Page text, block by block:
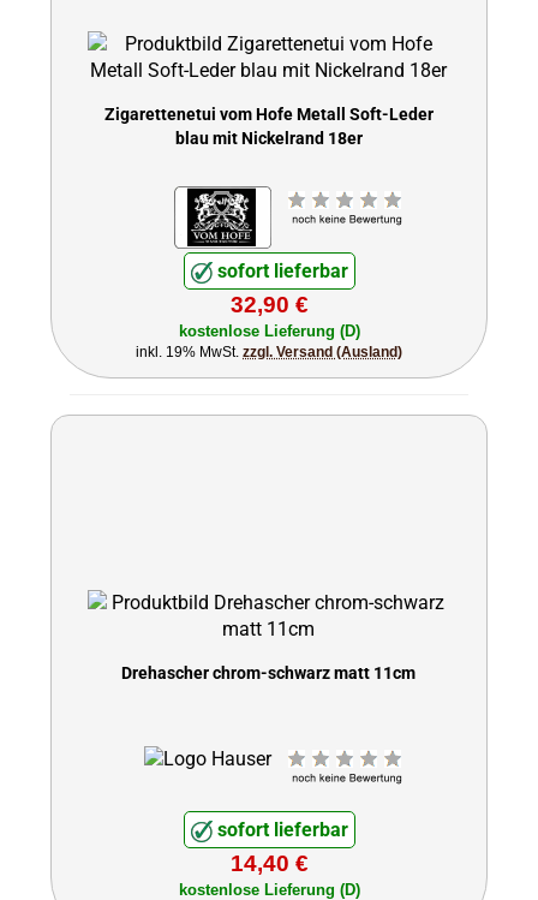
Zigarettenetui vom Hofe Metall Soft-Leder
blau mit Nickelrand 18er
sofort lieferbar
32,90 €
kostenlose Lieferung (D)
inkl. 19% MwSt. zzgl. Versand (Ausland)
Drehascher chrom-schwarz matt 11cm
sofort lieferbar
14,40 €
kostenlose Lieferung (D)